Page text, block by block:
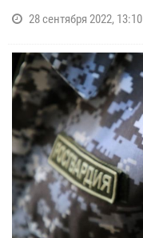
28 сентября 2022, 13:10